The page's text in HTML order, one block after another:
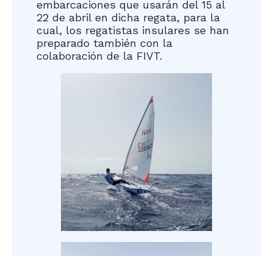
embarcaciones que usarán del 15 al
22 de abril en dicha regata, para la
cual, los regatistas insulares se han
preparado también con la
colaboración de la FIVT.